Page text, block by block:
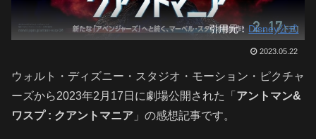
引用元： Disney公式
2023.05.22
ウォルト・ディズニー・スタジオ・モーション・ピクチャ
ーズから2023年2月17日に劇場公開された「 アントマン&
ワスプ : クアントマニア 」の感想記事です。